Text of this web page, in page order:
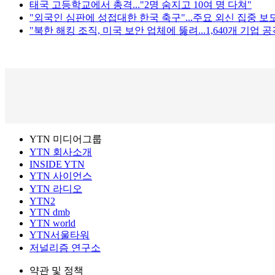
태국 고등학교에서 총격..."2명 숨지고 10여 명 다쳐"
"외국인 심판에 성접대한 한국 축구"...주요 외신 집중 보
"북한 해킹 조직, 미국 보안 업체에 뚫려...1,640개 기업 공
YTN 미디어그룹
YTN 회사소개
INSIDE YTN
YTN 사이언스
YTN 라디오
YTN2
YTN dmb
YTN world
YTN서울타워
저널리즘 연구소
약관 및 정책